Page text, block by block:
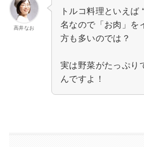
高井なお
トルコ料理といえば
名なので「お肉」を
方も多いのでは？
実は野菜がたっぷり
んですよ！